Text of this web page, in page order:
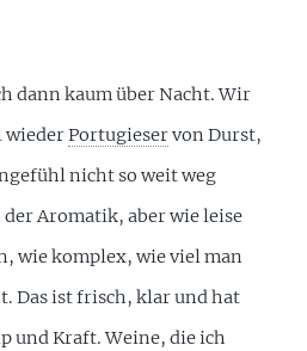
dann kaum über Nacht. Wir
wiederPortugieservon Durst,
nicht so weit weg
Aromatik, aber wie leise
wie komplex, wie viel man
Das ist frisch, klar und hat
und Kraft. Weine, die ich